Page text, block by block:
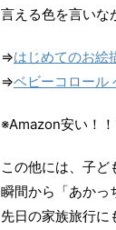
言える色を言いな
⇒はじめてのお絵
⇒ベビーコロール
※Amazon安い！
この他には、子
瞬間から「あかっ
先日の家族旅行に